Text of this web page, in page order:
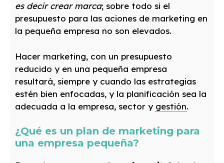
es decir crear marca; sobre todo si el
presupuesto para las aciones de marketing en
la pequeña empresa no son elevados.
Hacer marketing, con un presupuesto
reducido y en una pequeña empresa
resultará, siempre y cuando las estrategias
estén bien enfocadas, y la planificación sea la
adecuada a la empresa, sector y gestión.
¿Qué es un plan de marketing para
una empresa pequeña?